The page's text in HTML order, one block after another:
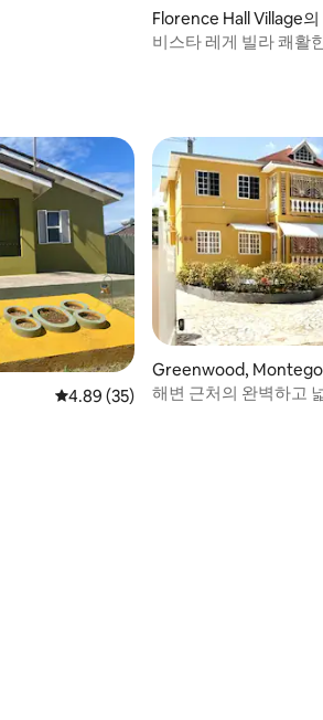
Florence Hall Village의
비스타 레게 빌라 쾌활
평점 4.89점(5점 만점), 후기 35개
4.89 (35)
Greenwood, Montego
집
해변 근처의 완벽하고